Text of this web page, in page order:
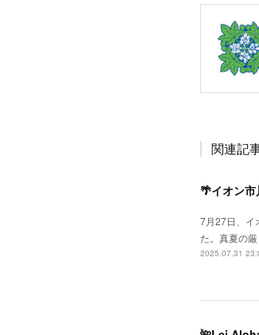
関連記
🌴イオン
7月27日、イ
た。真夏の
2025.07.31